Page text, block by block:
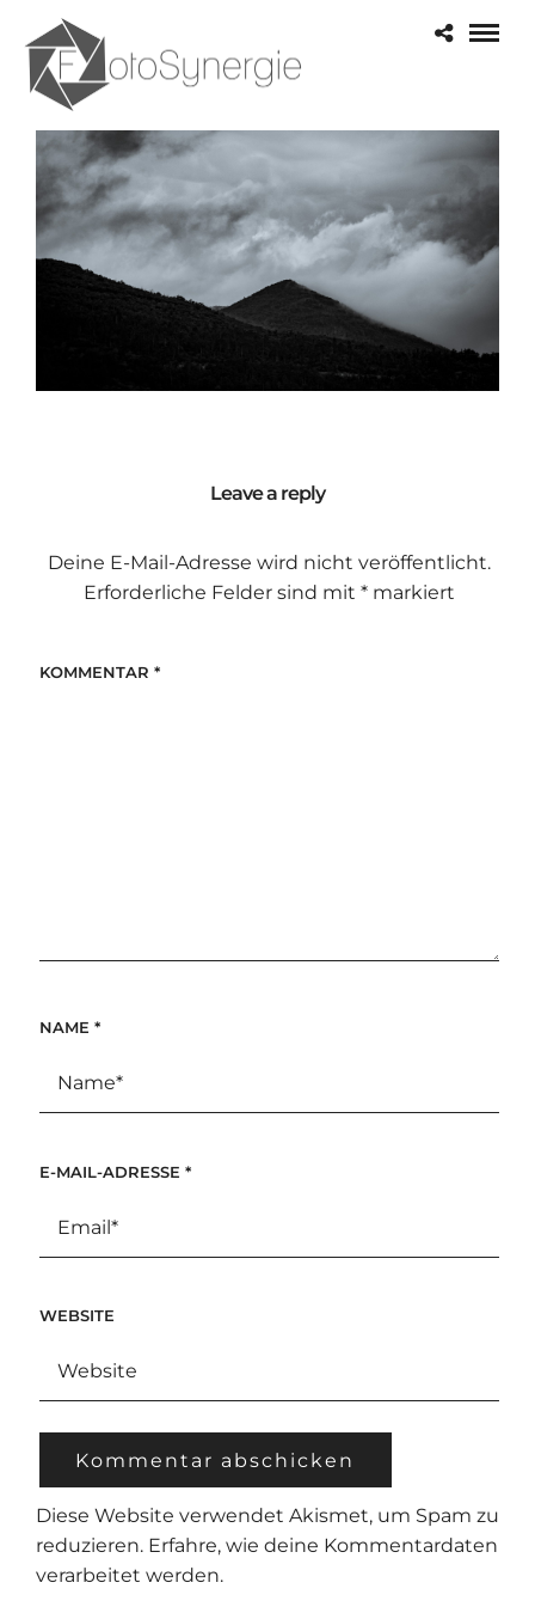
Leave a reply
Deine E-Mail-Adresse wird nicht veröffentlicht.
Erforderliche Felder sind mit *markiert
KOMMENTAR *
NAME *
E-MAIL-ADRESSE *
WEBSITE
Diese Website verwendet Akismet, um Spam zu
reduzieren. Erfahre, wie deine Kommentardaten
verarbeitet werden.